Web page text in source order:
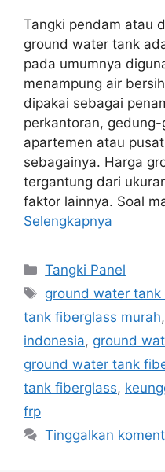
Tangki pendam atau
ground water tank
pada umumnya
menampung air
dipakai sebagai
perkantoran,
apartemen atau
sebagainya. Harga
tergantung dari
faktor lainnya. Soal
Selengkapnya
Kategori
Tangki Panel
Tag
ground water tank
tank fiberglass murah,
indonesia, ground
ground water tank
tank fiberglass,
frp
Tinggalkan